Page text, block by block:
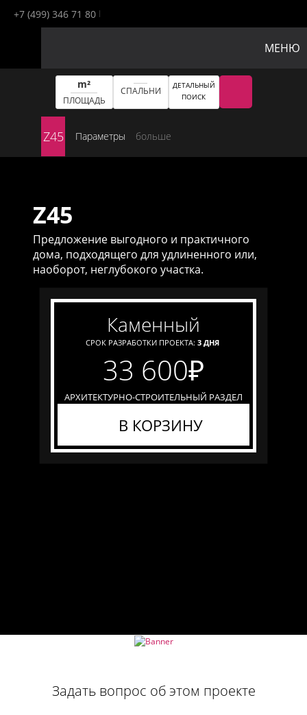
+7 (499) 346 71 80
МЕНЮ
m²
ПЛОЩАДЬ
СПАЛЬНИ
ДЕТАЛЬНЫЙ
ПОИСК
Z45 Параметры больше
Z45
Предложение выгодного и практичного
дома, подходящего для удлиненного или,
наоборот, неглубокого участка.
каменный
СРОК РАЗРАБОТКИ ПРОЕКТА: 3 ДНЯ
33 600₽
АРХИТЕКТУРНО-СТРОИТЕЛЬНЫЙ РАЗДЕЛ
В КОРЗИНУ
Задать вопрос об этом проекте